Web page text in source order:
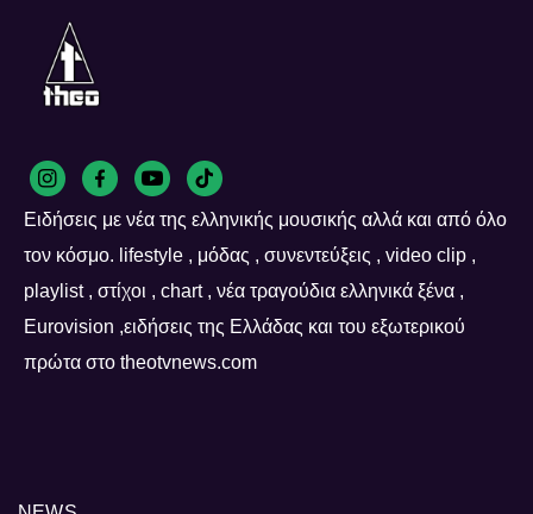
Ειδήσεις με νέα της ελληνικής μουσικής αλλά και από όλο
τον κόσμο. lifestyle , μόδας , συνεντεύξεις , video clip ,
playlist , στίχοι , chart , νέα τραγούδια ελληνικά ξένα ,
Eurovision ,ειδήσεις της Ελλάδας και του εξωτερικού
πρώτα στο theotvnews.com